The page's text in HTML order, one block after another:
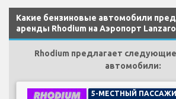
Какие бензиновые автомобили
аренды Rhodium на Аэропорт
Rhodium предлагает
автомобили: